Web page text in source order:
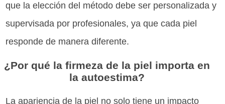
que la elección del método debe ser personalizada y
supervisada por profesionales, ya que cada piel
responde de manera diferente.
¿Por qué la firmeza de la piel importa en
la autoestima?
La apariencia de la piel no solo tiene un impacto